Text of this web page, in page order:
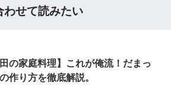
わせて読みたい
田の家庭料理】これが俺流！だまっ
作り方を徹底解説。